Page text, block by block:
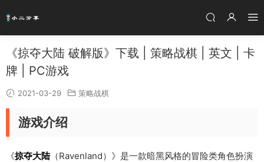
《掠夺大陆 破解版》下载 | 策略战棋 | 英文 | 卡
牌 | PC游戏
2021-03-29 策略战棋
游戏介绍
《掠夺大陆（Ravenland）》是一款暗黑风格的冒险类角色扮演